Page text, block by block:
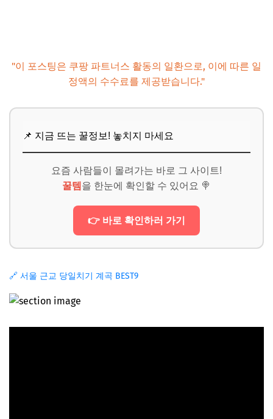
"이 포스팅은 쿠팡 파트너스 활동의 일환으로, 이에 따른 일
정액의 수수료를 제공받습니다."
📌 지금 뜨는 꿀정보! 놓치지 마세요
요즘 사람들이 몰려가는 바로 그 사이트!
꿀템 을 한눈에 확인할 수 있어요 🍭
👉 바로 확인하러 가기
🔗 서울 근교 당일치기 계곡 BEST9